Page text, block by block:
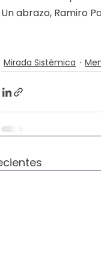
Un abrazo, Ramiro
Mirada Sistémica